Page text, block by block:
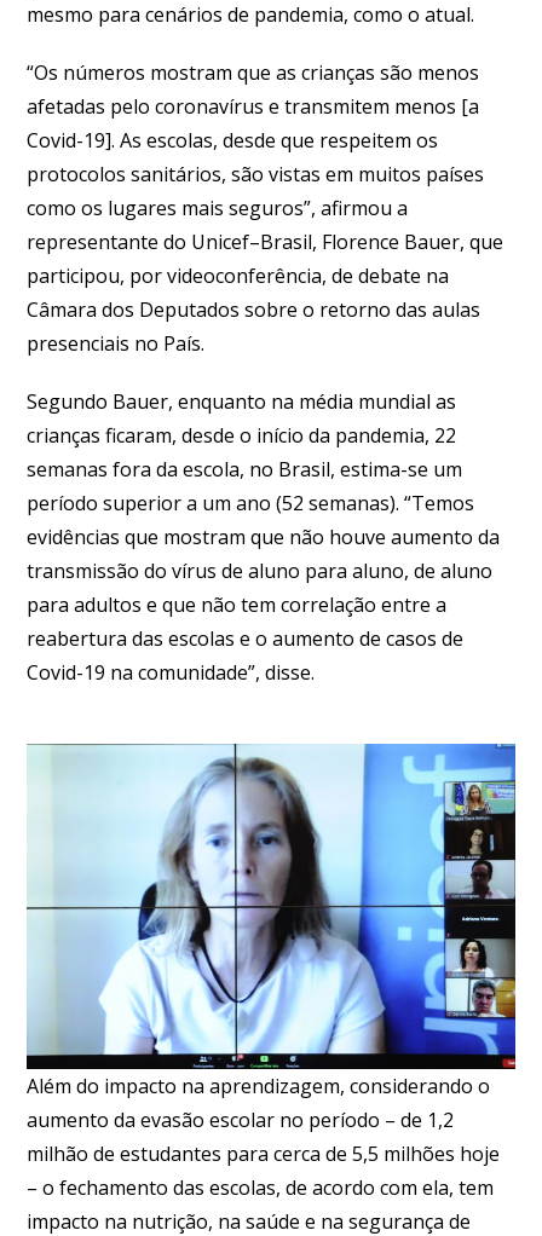
mesmo para cenários de pandemia, como o atual.
“Os números mostram que as crianças são menos
afetadas pelo coronavírus e transmitem menos [a
Covid-19]. As escolas, desde que respeitem os
protocolos sanitários, são vistas em muitos países
como os lugares mais seguros”, afirmou a
representante do Unicef–Brasil, Florence Bauer, que
participou, por videoconferência, de debate na
Câmara dos Deputados sobre o retorno das aulas
presenciais no País.
Segundo Bauer, enquanto na média mundial as
crianças ficaram, desde o início da pandemia, 22
semanas fora da escola, no Brasil, estima-se um
período superior a um ano (52 semanas). “Temos
evidências que mostram que não houve aumento da
transmissão do vírus de aluno para aluno, de aluno
para adultos e que não tem correlação entre a
reabertura das escolas e o aumento de casos de
Covid-19 na comunidade”, disse.
Além do impacto na aprendizagem, considerando o
aumento da evasão escolar no período – de 1,2
milhão de estudantes para cerca de 5,5 milhões hoje
– o fechamento das escolas, de acordo com ela, tem
impacto na nutrição, na saúde e na segurança de